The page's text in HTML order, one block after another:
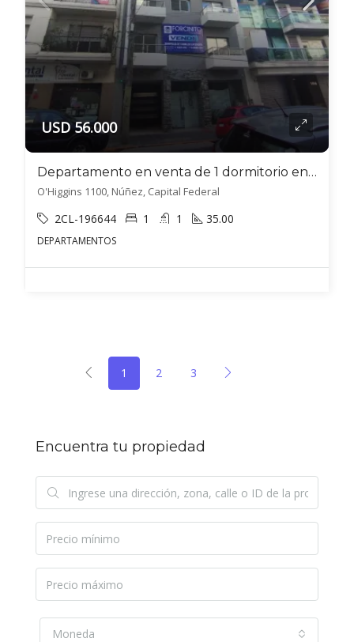
USD 56.000
Departamento en venta de 1 dormitorio en Villa Luzuriaga
O'Higgins 1100, Núñez, Capital Federal
2CL-196644 1 1 35.00
DEPARTAMENTOS
1 2 3
Encuentra tu propiedad
Moneda